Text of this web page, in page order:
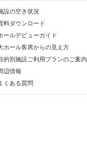
設の空き状況
料ダウンロード
ールデビューガイド
ホール客席からの見え方
的別施設ご利用プランのご案内
辺情報
くある質問